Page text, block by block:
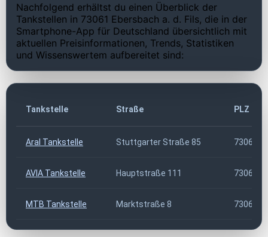
Nachfolgend erhältst du einen Überblick der
Tankstellen in 73061 Ebersbach a. d. Fils, die in der
Smartphone-App für Deutschland übersichtlich mit
aktuellen Preisinformationen, Trends, Statistiken
und Wissenswertem aufbereitet sind:
Tankstelle Straße PLZ
Aral Tankstelle Stuttgarter Straße 85 73061
AVIA Tankstelle Hauptstraße 111 73061
MTB Tankstelle Marktstraße 8 73061